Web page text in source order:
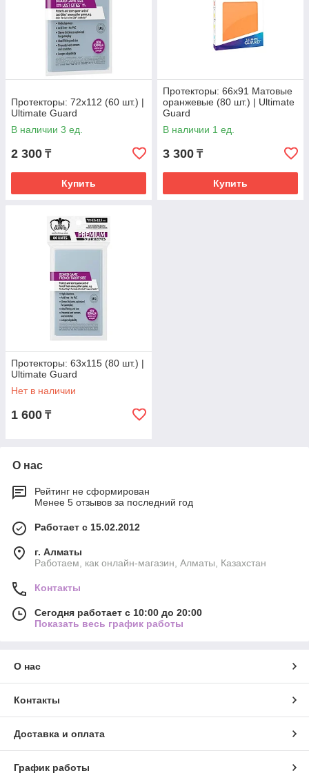
Протекторы: 72x112 (60 шт.) |
Ultimate Guard
В наличии 3 ед.
2 300 ₸
Купить
Протекторы: 66х91 Матовые
оранжевые (80 шт.) | Ultimate
Guard
В наличии 1 ед.
3 300 ₸
Купить
Протекторы: 63x115 (80 шт.) |
Ultimate Guard
Нет в наличии
1 600 ₸
О нас
Рейтинг не сформирован
Менее 5 отзывов за последний год
Работает с 15.02.2012
г. Алматы
Работаем, как онлайн-магазин, Алматы, Казахстан
Контакты
Сегодня работает с 10:00 до 20:00
Показать весь график работы
О нас
Контакты
Доставка и оплата
График работы